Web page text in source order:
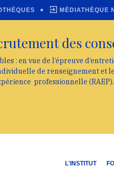
L'INSTITUT
MÉDIATHÈQUE
des
: en vue de l’épreuve
de renseignement et
professionnelle (RAEP).